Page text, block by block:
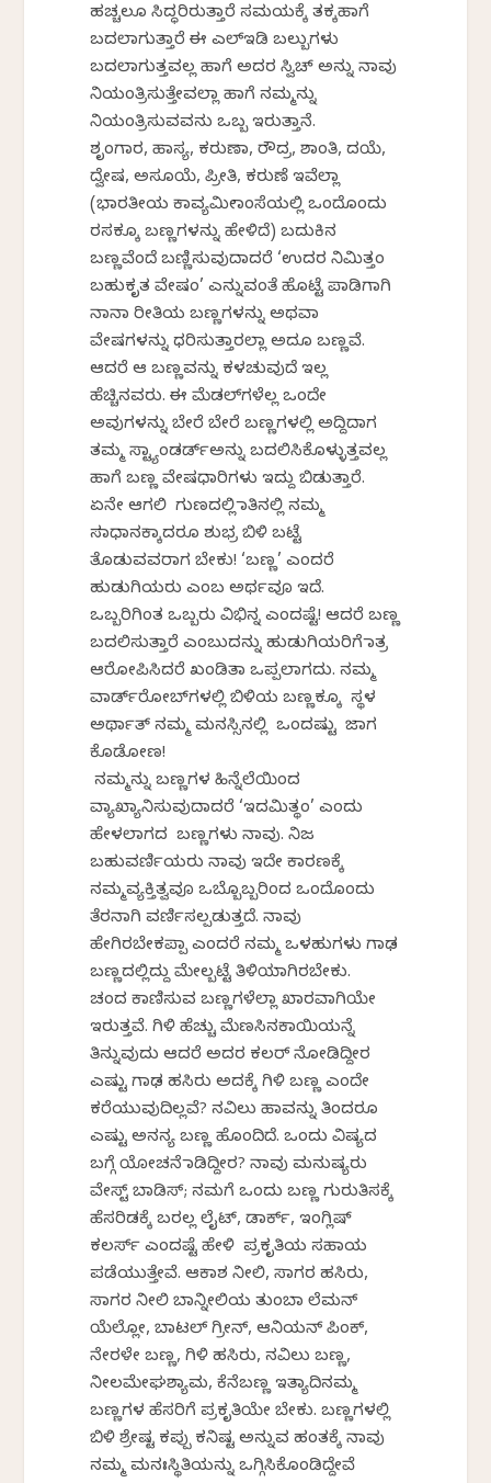
ಹಚ್ಚಲೂ ಸಿದ್ಧರಿರುತ್ತಾರೆ ಸಮಯಕ್ಕೆ ತಕ್ಕಹಾಗೆ
ಬದಲಾಗುತ್ತಾರೆ ಈ ಎಲ್ಇಡಿ ಬಲ್ಬುಗಳು
ಬದಲಾಗುತ್ತವಲ್ಲ ಹಾಗೆ ಅದರ ಸ್ವಿಚ್ ಅನ್ನು ನಾವು
ನಿಯಂತ್ರಿಸುತ್ತೇವಲ್ಲಾ ಹಾಗೆ ನಮ್ಮನ್ನು
ನಿಯಂತ್ರಿಸುವವನು ಒಬ್ಬ ಇರುತ್ತಾನೆ.
ಶೃಂಗಾರ, ಹಾಸ್ಯ, ಕರುಣಾ, ರೌದ್ರ, ಶಾಂತಿ, ದಯೆ,
ದ್ವೇಷ, ಅಸೂಯೆ, ಪ್ರೀತಿ, ಕರುಣೆ ಇವೆಲ್ಲಾ
(ಭಾರತೀಯ ಕಾವ್ಯಮೀಮಾಂಸೆಯಲ್ಲಿ ಒಂದೊಂದು
ರಸಕ್ಕೂ ಬಣ್ಣಗಳನ್ನು ಹೇಳಿದೆ) ಬದುಕಿನ
ಬಣ್ಣವೆಂದೆ ಬಣ್ಣಿಸುವುದಾದರೆ ‘ಉದರ ನಿಮಿತ್ತಂ
ಬಹುಕೃತ ವೇಷಂ’ ಎನ್ನುವಂತೆ ಹೊಟ್ಟೆ ಪಾಡಿಗಾಗಿ
ನಾನಾ ರೀತಿಯ ಬಣ್ಣಗಳನ್ನು ಅಥವಾ
ವೇಷಗಳನ್ನು ಧರಿಸುತ್ತಾರಲ್ಲಾ ಅದೂ ಬಣ್ಣವೆ.
ಆದರೆ ಆ ಬಣ್ಣವನ್ನು ಕಳಚುವುದೆ ಇಲ್ಲ
ಹೆಚ್ಚಿನವರು. ಈ ಮೆಡಲ್‌ಗಳೆಲ್ಲ ಒಂದೇ
ಅವುಗಳನ್ನು ಬೇರೆ ಬೇರೆ ಬಣ್ಣಗಳಲ್ಲಿ ಅದ್ದಿದಾಗ
ತಮ್ಮ ಸ್ಟ್ಯಾಂಡರ್ಡ್ಅನ್ನು ಬದಲಿಸಿಕೊಳ್ಳುತ್ತವಲ್ಲ
ಹಾಗೆ ಬಣ್ಣ ವೇಷಧಾರಿಗಳು ಇದ್ದು ಬಿಡುತ್ತಾರೆ.
ಏನೇ ಆಗಲಿ ಗುಣದಲ್ಲಿ ಮಾತಿನಲ್ಲಿ ನಮ್ಮ
ಸಮಾಧಾನಕ್ಕಾದರೂ ಶುಭ್ರ ಬಿಳಿ ಬಟ್ಟೆ
ತೊಡುವವರಾಗ ಬೇಕು! ‘ಬಣ್ಣ’ ಎಂದರೆ
ಹುಡುಗಿಯರು ಎಂಬ ಅರ್ಥವೂ ಇದೆ.
ಒಬ್ಬರಿಗಿಂತ ಒಬ್ಬರು ವಿಭಿನ್ನ ಎಂದಷ್ಟೆ! ಆದರೆ ಬಣ್ಣ
ಬದಲಿಸುತ್ತಾರೆ ಎಂಬುದನ್ನು ಹುಡುಗಿಯರಿಗೆ ಮಾತ್ರ
ಆರೋಪಿಸಿದರೆ ಖಂಡಿತಾ ಒಪ್ಪಲಾಗದು. ನಮ್ಮ
ವಾರ್ಡ್‌ರೋಬ್‌ಗಳಲ್ಲಿ ಬಿಳಿಯ ಬಣ್ಣಕ್ಕೂ ಸ್ಥಳ
ಅರ್ಥಾತ್ ನಮ್ಮ ಮನಸ್ಸಿನಲ್ಲಿ ಒಂದಷ್ಟು ಜಾಗ
ಕೊಡೋಣ!
ನಮ್ಮನ್ನು ಬಣ್ಣಗಳ ಹಿನ್ನೆಲೆಯಿಂದ
ವ್ಯಾಖ್ಯಾನಿಸುವುದಾದರೆ ‘ಇದಮಿತ್ಥಂ’ ಎಂದು
ಹೇಳಲಾಗದ ಬಣ್ಣಗಳು ನಾವು. ನಿಜ
ಬಹುವರ್ಣಿಯರು ನಾವು ಇದೇ ಕಾರಣಕ್ಕೆ
ನಮ್ಮವ್ಯಕ್ತಿತ್ವವೂ ಒಬ್ಬೊಬ್ಬರಿಂದ ಒಂದೊಂದು
ತೆರನಾಗಿ ವರ್ಣಿಸಲ್ಪಡುತ್ತದೆ. ನಾವು
ಹೇಗಿರಬೇಕಪ್ಪಾ ಎಂದರೆ ನಮ್ಮ ಒಳಹುಗಳು ಗಾಢ
ಬಣ್ಣದಲ್ಲಿದ್ದು ಮೇಲ್ಬಟ್ಟೆ ತಿಳಿಯಾಗಿರಬೇಕು.
ಚಂದ ಕಾಣಿಸುವ ಬಣ್ಣಗಳೆಲ್ಲಾ ಖಾರವಾಗಿಯೇ
ಇರುತ್ತವೆ. ಗಿಳಿ ಹೆಚ್ಚು ಮೆಣಸಿನಕಾಯಿಯನ್ನೆ
ತಿನ್ನುವುದು ಆದರೆ ಅದರ ಕಲರ್ ನೋಡಿದ್ದೀರ
ಎಷ್ಟು ಗಾಢ ಹಸಿರು ಅದಕ್ಕೆ ಗಿಳಿ ಬಣ್ಣ ಎಂದೇ
ಕರೆಯುವುದಿಲ್ಲವೆ? ನವಿಲು ಹಾವನ್ನು ತಿಂದರೂ
ಎಷ್ಟು ಅನನ್ಯ ಬಣ್ಣ ಹೊಂದಿದೆ. ಒಂದು ವಿಷ್ಯದ
ಬಗ್ಗೆ ಯೋಚನೆ ಮಾಡಿದ್ದೀರ? ನಾವು ಮನುಷ್ಯರು
ವೇಸ್ಟ್ ಬಾಡಿಸ್; ನಮಗೆ ಒಂದು ಬಣ್ಣ ಗುರುತಿಸಕ್ಕೆ
ಹೆಸರಿಡಕ್ಕೆ ಬರಲ್ಲ ಲೈಟ್, ಡಾರ್ಕ್, ಇಂಗ್ಲಿಷ್
ಕಲರ್ಸ್ ಎಂದಷ್ಟೆ ಹೇಳಿ ಪ್ರಕೃತಿಯ ಸಹಾಯ
ಪಡೆಯುತ್ತೇವೆ. ಆಕಾಶ ನೀಲಿ, ಸಾಗರ ಹಸಿರು,
ಸಾಗರ ನೀಲಿ ಬಾನ್ನೀಲಿಯ ತುಂಬಾ ಲೆಮನ್
ಯೆಲ್ಲೋ, ಬಾಟಲ್ ಗ್ರೀನ್, ಆನಿಯನ್ ಪಿಂಕ್,
ನೇರಳೇ ಬಣ್ಣ, ಗಿಳಿ ಹಸಿರು, ನವಿಲು ಬಣ್ಣ,
ನೀಲಮೇಘಶ್ಯಾಮ, ಕೆನೆಬಣ್ಣ ಇತ್ಯಾದಿನಮ್ಮ
ಬಣ್ಣಗಳ ಹೆಸರಿಗೆ ಪ್ರಕೃತಿಯೇ ಬೇಕು. ಬಣ್ಣಗಳಲ್ಲಿ
ಬಿಳಿ ಶ್ರೇಷ್ಟ ಕಪ್ಪು ಕನಿಷ್ಟ ಅನ್ನುವ ಹಂತಕ್ಕೆ ನಾವು
ನಮ್ಮ ಮನಃಸ್ಥಿತಿಯನ್ನು ಒಗ್ಗಿಸಿಕೊಂಡಿದ್ದೇವೆ